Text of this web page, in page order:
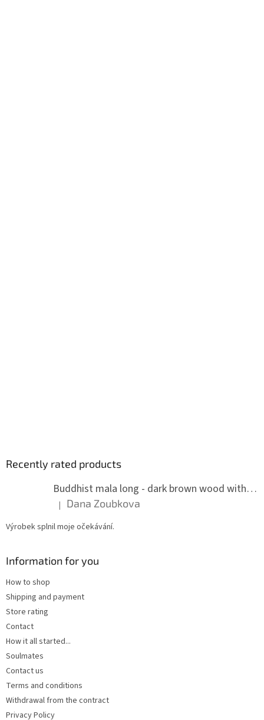
Recently rated products
Buddhist mala long - dark brown wood with knots 8 mm
The product rating is 5 out of 5 stars.
| Dana Zoubkova
Výrobek splnil moje očekávání.
Information for you
How to shop
Shipping and payment
Store rating
Contact
How it all started...
Soulmates
Contact us
Terms and conditions
Withdrawal from the contract
Privacy Policy